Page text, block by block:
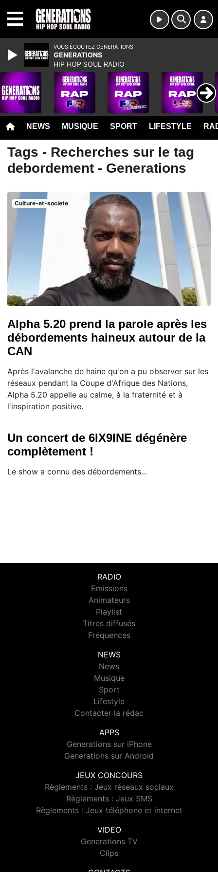
NEWS MUSIQUE SPORT LIFESTYLE
Tags - Recherches sur le tag
debordement - Generations
Culture-et-societe
Alpha 5.20 prend la parole après les
débordements haineux autour de la
CAN
Après l'avalanche de haine qu'on a pu observer sur les
réseaux pendant la Coupe d'Afrique des Nations,
Alpha 5.20 appelle au calme, à la fraternité et à
l'inspiration positive.
Un concert de 6IX9INE dégénère
complètement !
Le show a connu des débordements...
RADIO
Emissions
Animateurs
Playlist
Titres diffusés
Fréquences
NEWS
News
Musique
Sport
Lifestyle
Contacter la rédac
APPS
Generations sur iPhone
Generations sur Android
JEUX CONCOURS
Règlements : Jeux réseaux sociaux
Règlements : Jeux SMS
Règlements : Jeux téléphone et internet
VIDEO
Generations TV
Clips
VOUS ÉCOUTEZ GENERATIONS
GENERATIONS
HIP HOP SOUL RADIO